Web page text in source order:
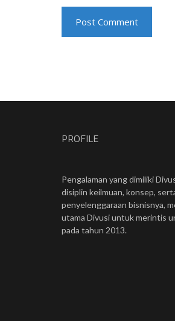
PROFILE
Pengalaman yang dimiliki
disiplin keilmuan, konsep,
penyelenggaraan bisnisnya,
utama Divusi untuk merintis
pada tahun 2013.